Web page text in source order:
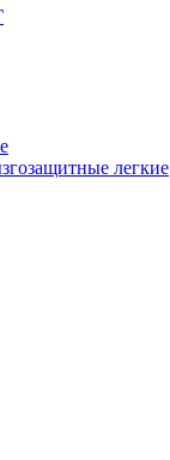
легкие